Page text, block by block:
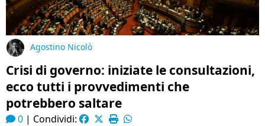
Agostino Nicolò
Crisi di governo: iniziate le consultazioni,
ecco tutti i provvedimenti che
potrebbero saltare
0 | Condividi: